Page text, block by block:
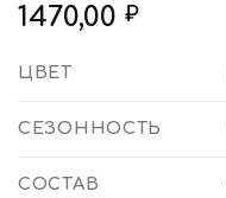
1470,00 ₽
ЦВЕТ
СЕЗОННОСТЬ
СОСТАВ